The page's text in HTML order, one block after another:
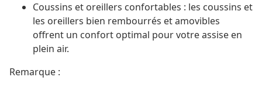
Coussins et oreillers confortables : les coussins et
les oreillers bien rembourrés et amovibles
offrent un confort optimal pour votre assise en
plein air.
Remarque :